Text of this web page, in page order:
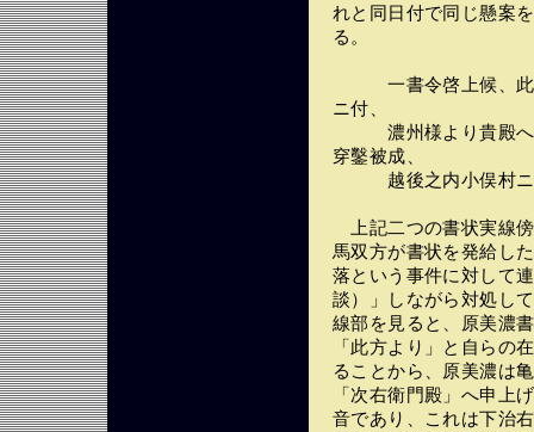
れと同日付で同じ懸案
る。
一書令啓上候、此方
ニ付、
濃州様より貴殿へ被
穿鑿被成、
越後之内小俣村ニ
上記二つの書状実線
馬双方が書状を発給し
落という事件に対して
談）」しながら対処し
線部を見ると、原美濃
「此方より」と自らの
ることから、原美濃は
「次右衛門殿」へ申上
音であり、これは下治